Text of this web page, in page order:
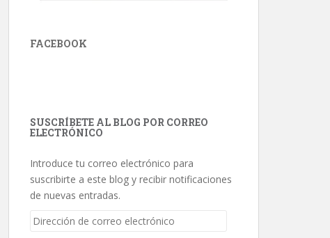
FACEBOOK
SUSCRÍBETE AL BLOG POR CORREO
ELECTRÓNICO
Introduce tu correo electrónico para
suscribirte a este blog y recibir notificaciones
de nuevas entradas.
Dirección